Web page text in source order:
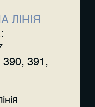
ЛІНІЯ
391,